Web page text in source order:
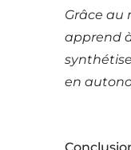
Grâce au
apprend
en